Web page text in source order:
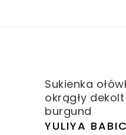
Sukienka
okrągły
burgund
YULIYA